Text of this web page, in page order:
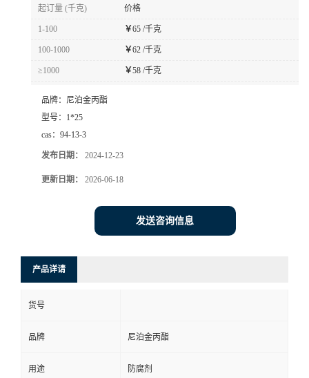
起订量 (千克) 价格
1-100 ￥65 /千克
100-1000 ￥62 /千克
≥1000 ￥58 /千克
品牌： 尼泊金丙酯
型号： 1*25
cas： 94-13-3
发布日期： 2024-12-23
更新日期： 2026-06-18
发送咨询信息
产品详请
货号
品牌 尼泊金丙酯
用途 防腐剂